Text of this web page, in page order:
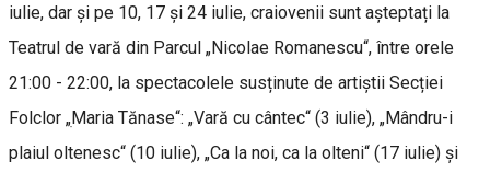
iulie, dar și pe 10, 17 și 24 iulie, craiovenii sunt așteptați la
Teatrul de vară din Parcul „Nicolae Romanescu“, între orele
21:00 - 22:00, la spectacolele susținute de artiștii Secției
Folclor „ׅMaria Tănase“: „Vară cu cântec“ (3 iulie), „Mândru-i
plaiul oltenesc“ (10 iulie), „Ca la noi, ca la olteni“ (17 iulie) și